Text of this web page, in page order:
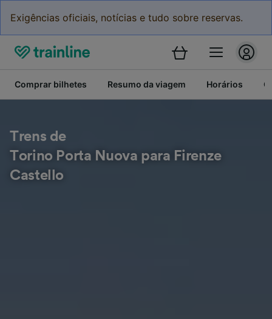
Exigências oficiais, notícias e tudo sobre reservas.
Comprar bilhetes Resumo da viagem Horários
Trens de
Torino Porta Nuova para Firenze
Castello